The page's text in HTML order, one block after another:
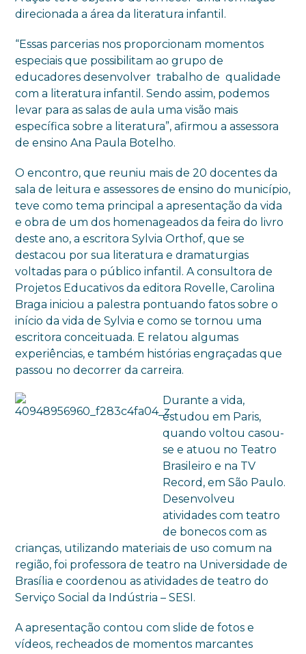
direcionada a área da literatura infantil.
“Essas parcerias nos proporcionam momentos
especiais que possibilitam ao grupo de
educadores desenvolver trabalho de qualidade
com a literatura infantil. Sendo assim, podemos
levar para as salas de aula uma visão mais
específica sobre a literatura”, afirmou a assessora
de ensino Ana Paula Botelho.
O encontro, que reuniu mais de 20 docentes da
sala de leitura e assessores de ensino do município,
teve como tema principal a apresentação da vida
e obra de um dos homenageados da feira do livro
deste ano, a escritora Sylvia Orthof, que se
destacou por sua literatura e dramaturgias
voltadas para o público infantil. A consultora de
Projetos Educativos da editora Rovelle, Carolina
Braga iniciou a palestra pontuando fatos sobre o
início da vida de Sylvia e como se tornou uma
escritora conceituada. E relatou algumas
experiências, e também histórias engraçadas que
passou no decorrer da carreira.
Durante a vida,
estudou em Paris,
quando voltou casou-
se e atuou no Teatro
Brasileiro e na TV
Record, em São Paulo.
Desenvolveu
atividades com teatro
de bonecos com as
crianças, utilizando materiais de uso comum na
região, foi professora de teatro na Universidade de
Brasília e coordenou as atividades de teatro do
Serviço Social da Indústria – SESI.
A apresentação contou com slide de fotos e
vídeos, recheados de momentos marcantes